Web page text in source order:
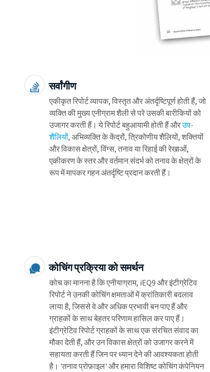
सर्वांगीण
एकीकृत रिपोर्ट व्यापक, विस्तृत और अंतर्दृष्टिपूर्ण होती हैं, जो
व्यक्ति की मुख्य एनीग्राम शैली से परे उसकी बारीकियों को
उजागर करती हैं। ये रिपोर्ट बहुआयामी होती हैं औरउप-
शैलियों, अभिव्यक्ति के केंद्रों, त्रिकोणीय शैलियों, शक्तियों
और विकास क्षेत्रों, विंग्स, तनाव या रिहाई की रेखाओं,
एकीकरण के स्तर और वर्तमान संदर्भ को तनाव के क्षेत्रों के
रूप में मापकर गहन अंतर्दृष्टि प्रदान करती हैं।
कोचिंग प्रक्रिया को समर्थन
कोच का मानना है कि एनीयाग्राम, iEQ9 और इंटीग्रेटिव
रिपोर्ट ने उनकी कोचिंग क्षमताओं में क्रांतिकारी बदलाव
लाया है, जिससे वे और अधिक प्रभावी बन पाए हैं और
ग्राहकों के साथ बेहतर परिणाम हासिल कर पाए हैं।
इंटीग्रेटिव रिपोर्ट ग्राहकों के साथ एक संरचित संवाद का
मौका देती हैं, और उन विकास क्षेत्रों को उजागर करने में
सहायता करती हैं जिन पर ध्यान देने की आवश्यकता होती
है। 'तनाव प्रोफ़ाइल' और हमारा विशिष्ट कोचिंग कंपेनियन